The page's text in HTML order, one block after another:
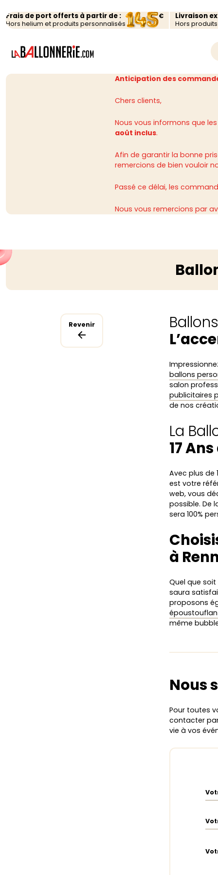
Frais de port offerts à partir de :
Hors helium et produits personnalisés
€ Livraison
Hors
Anticipation des
Chers clients,
Nous vous informons que
août inclus.
Afin de garantir la bonne
remercions de bien vouloir
Passé ce délai, les
Nous vous remercions par
Revenir
ballons
salon
publicitaires
de nos
La
17
Avec plus de
est votre
web, vous
possible. De
sera 100%
à
Quel que
saura
proposons
même
Nous
Pour toutes
contacter par
vie à vos